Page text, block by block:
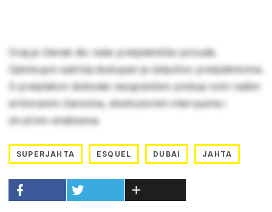
Ovaj je članak dio naše pretplatničke ponude.
Cjelokupni sadržaj dostupan je isključivo pretplatnicima.
S pretplatom dobivate neograničen pristup svim našim
arhiviranim člancima, ekskluzivnim intervjuima i
stručnim analizama.
SUPERJAHTA ESQUEL DUBAI JAHTA